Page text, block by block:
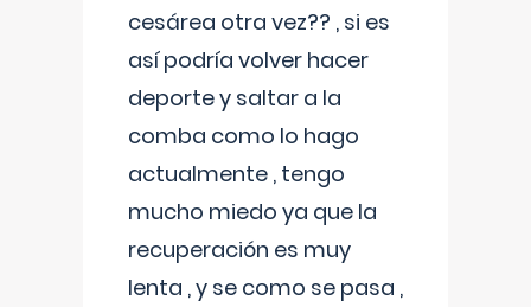
cesárea otra vez?? , si es
así podría volver hacer
deporte y saltar a la
comba como lo hago
actualmente , tengo
mucho miedo ya que la
recuperación es muy
lenta , y se como se pasa ,